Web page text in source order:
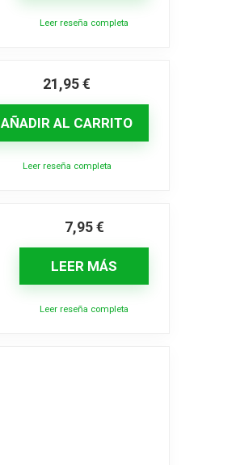
Leer reseña completa
21,95 €
AÑADIR AL CARRITO
Leer reseña completa
7,95 €
LEER MÁS
Leer reseña completa